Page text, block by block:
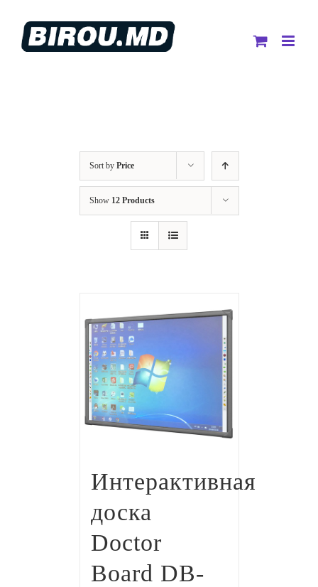
content
Sort by Price
Show 12 Products
Интерактивная
доска
Doctor
Board DB-